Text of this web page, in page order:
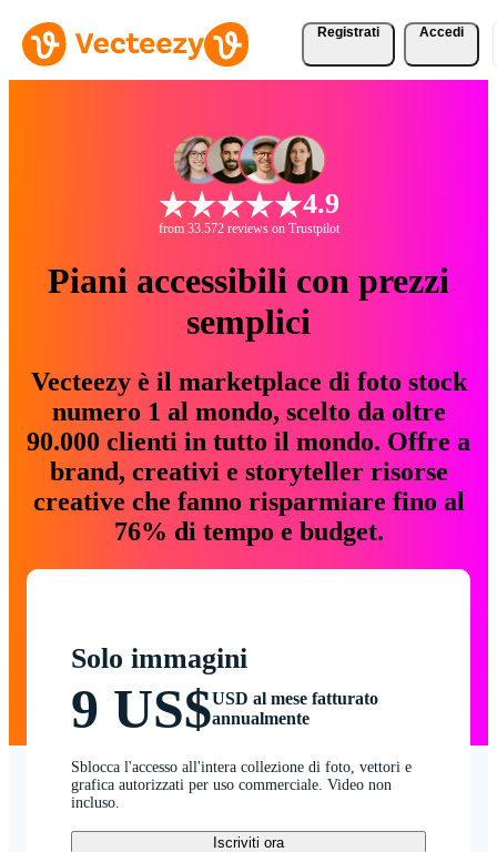
Registrati Accedi
4.9
from 33.572 reviews on Trustpilot
Piani accessibili con prezzi
semplici
Vecteezy è il marketplace di foto stock
numero 1 al mondo, scelto da oltre
90.000 clienti in tutto il mondo. Offre a
brand, creativi e storyteller risorse
creative che fanno risparmiare fino al
76% di tempo e budget.
Solo immagini
9 US$USD al mese fatturato
annualmente
Sblocca l'accesso all'intera collezione di foto, vettori e
grafica autorizzati per uso commerciale. Video non
incluso.
Iscriviti ora